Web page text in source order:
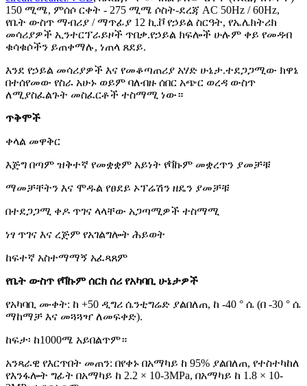
150 ሚሜ, ምሰሶ ርቀት - 275 ሚሜ ሶስት-ደረጃ AC 50Hz / 60Hz,
የቤት ውስጥ ማብሪያ / ማጥፊያ 12 ኪ.ቮ የኃይል ስርዓት, የኤሌክትሪክ
መሳሪያዎች ኢንተርፕራይዞች ጥበቃ.የኃይል ክፍሎች ሁሉም ቀይ የመዳብ
ቁሳቁሶችን ይጠቀማሉ, ነጠላ ጸደይ.
እንደ የኃይል መሳሪያዎች እና የመቆጣጠሪያ አሃድ ሁኔታ.ተደጋጋሚው ክዋኔ
በተሰየመው የስራ አሁኑ ወይም ባለብዙ ሰበር አጭር ወረዳ ውስጥ
ለሚያስፈልጉት መስፈርቶች ተስማሚ ነው።
ጥቅሞች
ቀላል መዋቅር
እጅግ በጣም ዝቅተኛ የመቋቋም አይነት የቫኩም መቋረጥን ያመቻቹ
ማመቻቸትን እና ሞዱል የፀደይ ኦፕሬሽን ዘዴን ያመቻቹ
በተደጋጋሚ ቀዶ ጥገና ላላቸው አጋጣሚዎች ተስማሚ
ነፃ ጥገና እና ረጅም የአገልግሎት ሕይወት
ከፍተኛ አስተማማኝ አፈጻጸም
የቤት ውስጥ የቫኩም ሰርክ ሰሪ የአካባቢ ሁኔታዎች
የአካባቢ ሙቀት: ከ +50 ዲግሪ ሴንቲግሬድ ያልበለጠ, ከ -40 ° ሴ (በ -30 ° ሴ
ማከማቻ እና መጓጓዣ ለመፍቀድ).
ከፍታ፡ ከ1000ሜ አይበልጥም።
አንጻራዊ የእርጥበት መጠን: በየቀኑ በአማካይ ከ 95% ያልበለጠ, የተስተካከለ
የእንፋሎት ግፊት በአማካይ ከ 2.2 × 10-3MPa, በአማካይ ከ 1.8 × 10-